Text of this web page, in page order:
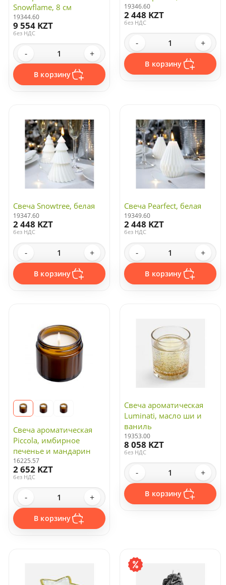
Snowflame, 8 см
19344.60
9 554 KZT
без НДС
- +
В корзину
19346.60
2 448 KZT
без НДС
- +
В корзину
Свеча Snowtree, белая
19347.60
2 448 KZT
без НДС
- +
В корзину
Свеча Pearfect, белая
19349.60
2 448 KZT
без НДС
- +
В корзину
Свеча ароматическая
Piccola, имбирное
печенье и мандарин
16225.57
2 652 KZT
без НДС
- +
В корзину
Свеча ароматическая
Luminati, масло ши и
ваниль
19353.00
8 058 KZT
без НДС
- +
В корзину